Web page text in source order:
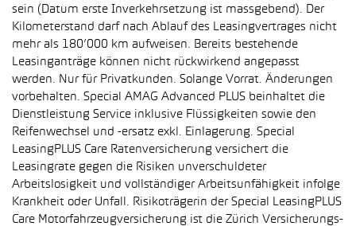
sein (Datum erste Inverkehrsetzung ist massgebend). Der
Kilometerstand darf nach Ablauf des Leasingvertrages nicht
mehr als 180’000 km aufweisen. Bereits bestehende
Leasinganträge können nicht rückwirkend angepasst
werden. Nur für Privatkunden. Solange Vorrat. Änderungen
vorbehalten. Special AMAG Advanced PLUS beinhaltet die
Dienstleistung Service inklusive Flüssigkeiten sowie den
Reifenwechsel und -ersatz exkl. Einlagerung. Special
LeasingPLUS Care Ratenversicherung versichert die
Leasingrate gegen die Risiken unverschuldeter
Arbeitslosigkeit und vollständiger Arbeitsunfähigkeit infolge
Krankheit oder Unfall. Risikoträgerin der Special LeasingPLUS
Care Motorfahrzeugversicherung ist die Zürich Versicherungs-